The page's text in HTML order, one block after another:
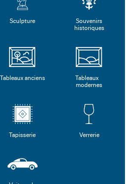
Sculpture
Souvenirs
historiques
Tableaux anciens
Tableaux
modernes
Tapisserie Verrerie